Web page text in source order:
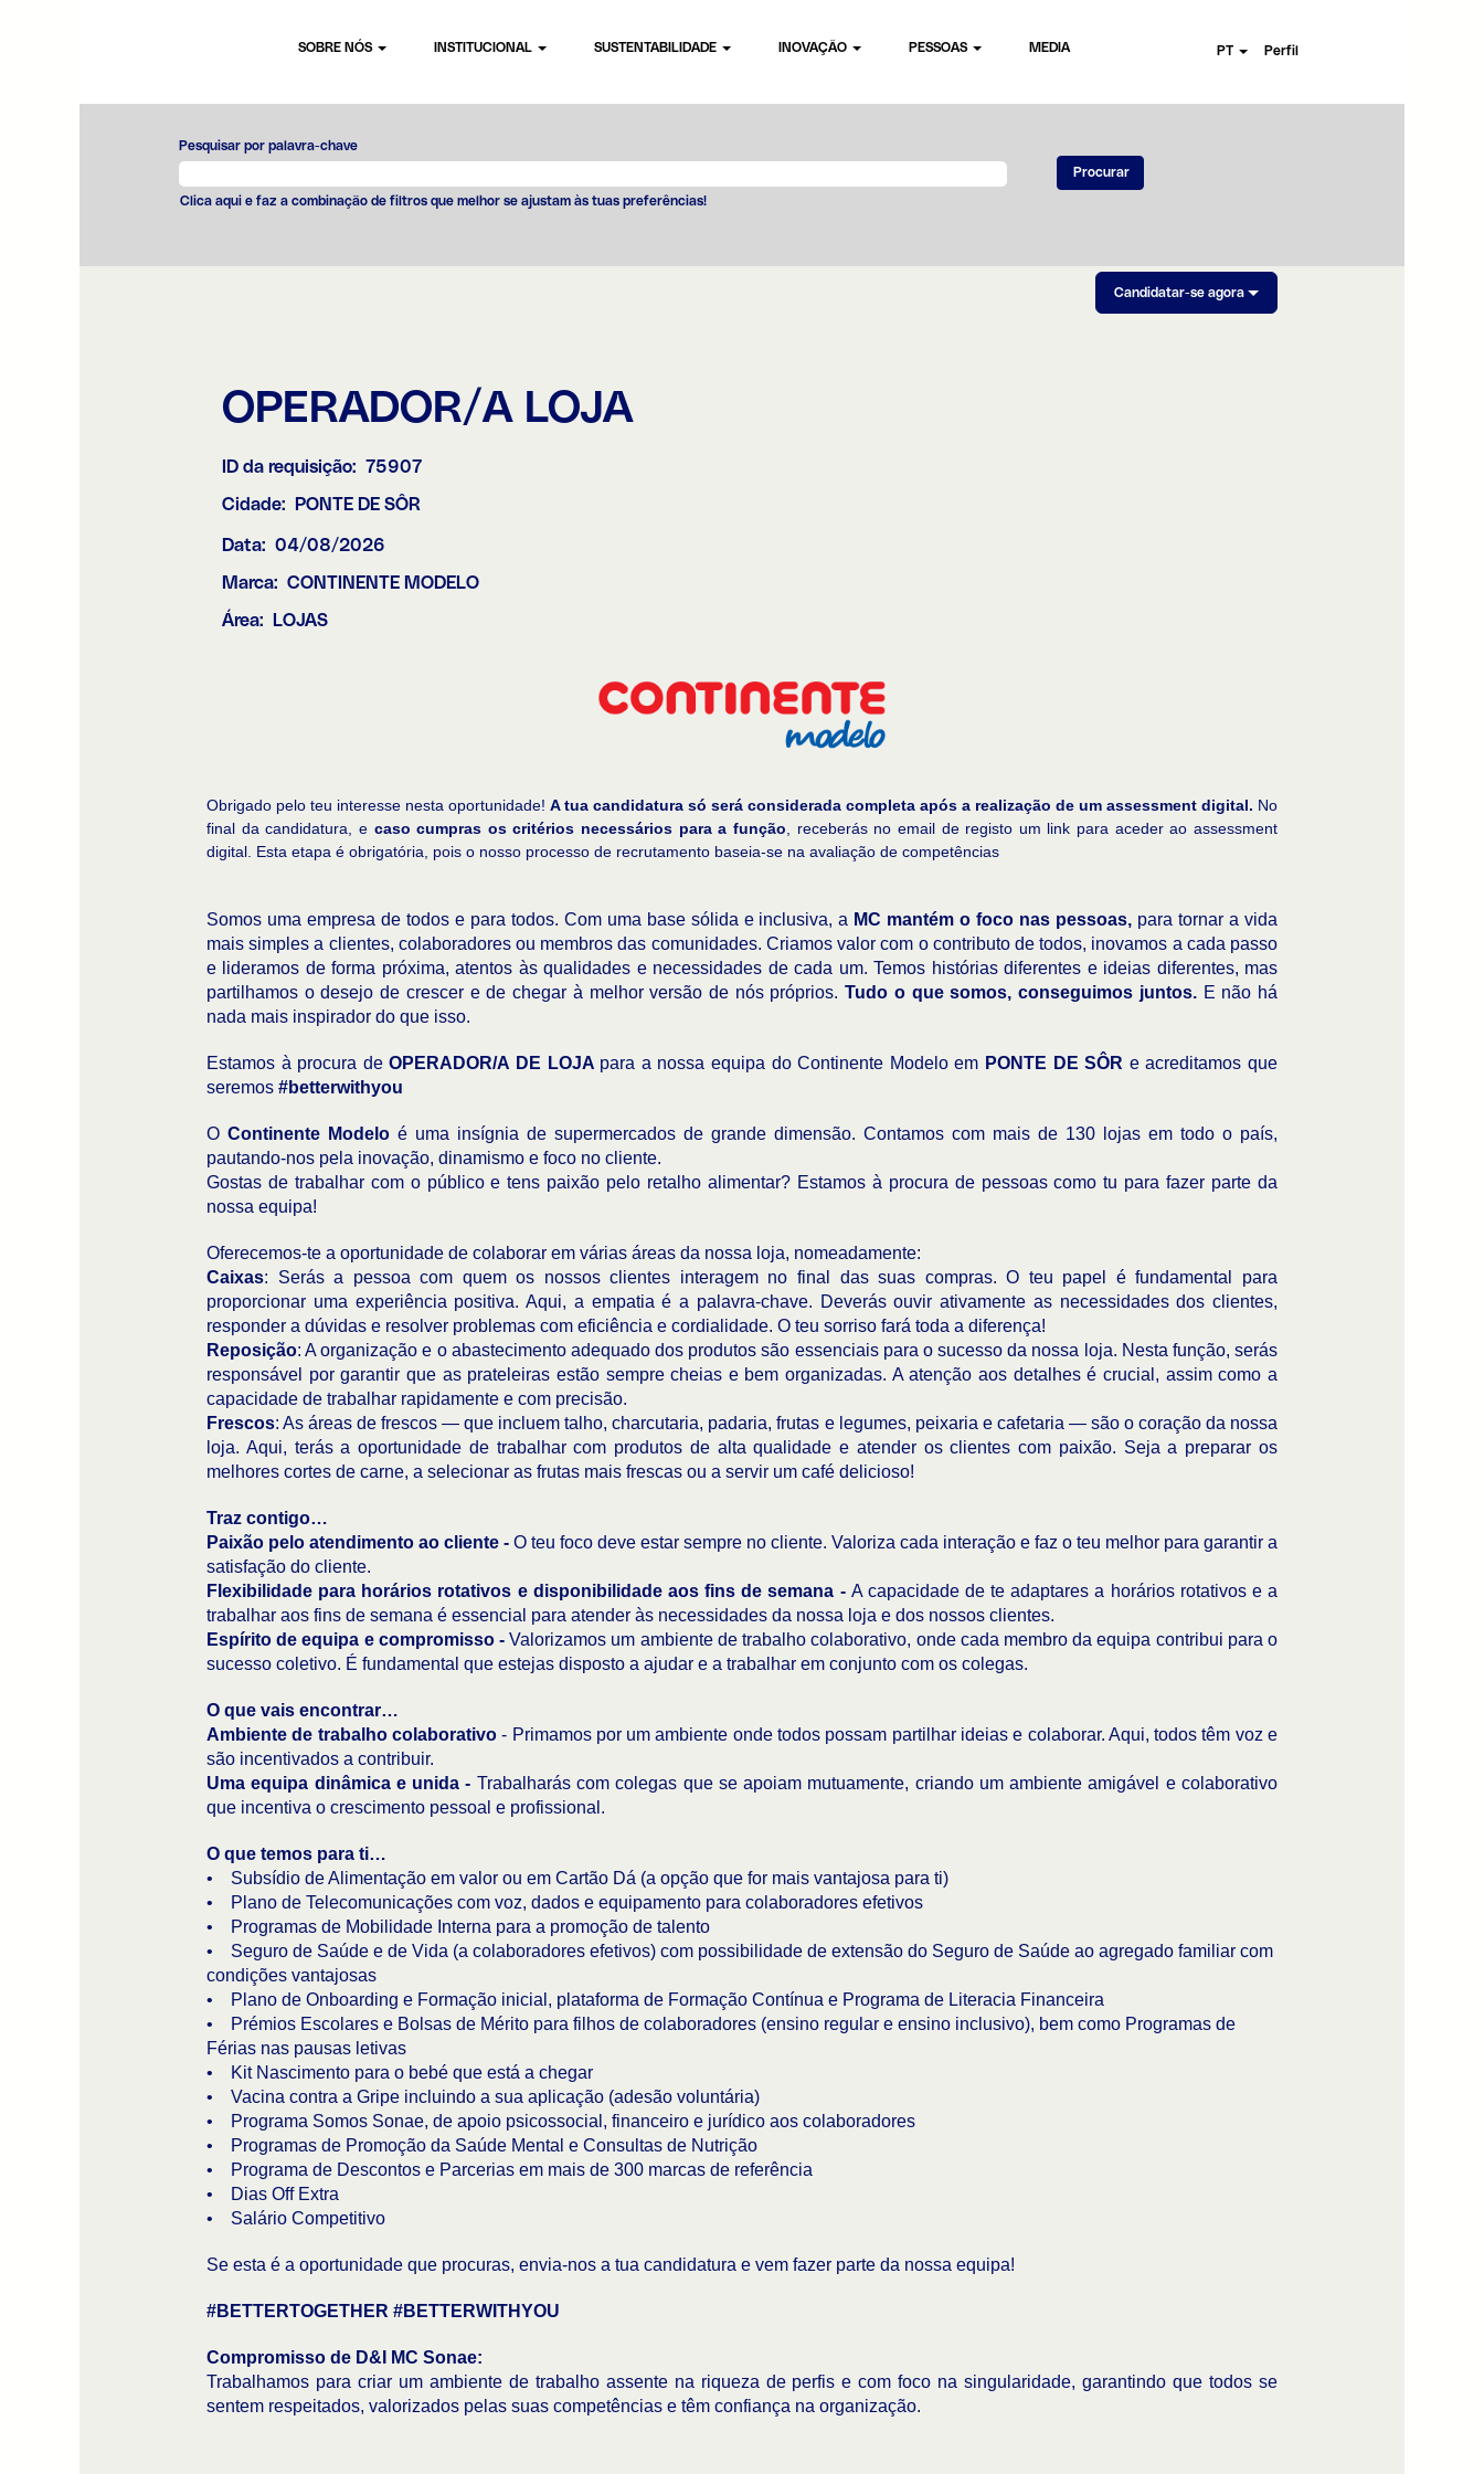
SOBRE NÓS INSTITUCIONAL SUSTENTABILIDADE INOVAÇÃO PESSOAS MEDIA PT Perfil
Pesquisar por palavra-chave
Clica aqui e faz a combinação de filtros que melhor se ajustam às tuas preferências!
Candidatar-se agora
OPERADOR/A LOJA
ID da requisição: 75907
Cidade: PONTE DE SÔR
Data: 04/08/2026
Marca: CONTINENTE MODELO
Área: LOJAS
Obrigado pelo teu interesse nesta oportunidade! A tua candidatura só será considerada completa após a realização de um assessment digital. No
final da candidatura, e caso cumpras os critérios necessários para a função , receberás no email de registo um link para aceder ao assessment
digital. Esta etapa é obrigatória, pois o nosso processo de recrutamento baseia-se na avaliação de competências
Somos uma empresa de todos e para todos. Com uma base sólida e inclusiva, a MC mantém o foco nas pessoas, para tornar a vida
mais simples a clientes, colaboradores ou membros das comunidades. Criamos valor com o contributo de todos, inovamos a cada passo
e lideramos de forma próxima, atentos às qualidades e necessidades de cada um. Temos histórias diferentes e ideias diferentes, mas
partilhamos o desejo de crescer e de chegar à melhor versão de nós próprios.Tudo o que somos, conseguimos juntos. E não há
nada mais inspirador do que isso.
Estamos à procura deOPERADOR/A DE LOJA para a nossa equipa do Continente Modelo em PONTE DE SÔR e acreditamos que
seremos #betterwithyou
O Continente Modelo é uma insígnia de supermercados de grande dimensão. Contamos com mais de 130 lojas em todo o país,
pautando-nos pela inovação, dinamismo e foco no cliente.
Gostas de trabalhar com o público e tens paixão pelo retalho alimentar? Estamos à procura de pessoas como tu para fazer parte da
nossa equipa!
Oferecemos-te a oportunidade de colaborar em várias áreas da nossa loja, nomeadamente:
Caixas: Serás a pessoa com quem os nossos clientes interagem no final das suas compras. O teu papel é fundamental para
proporcionar uma experiência positiva. Aqui, a empatia é a palavra-chave. Deverás ouvir ativamente as necessidades dos clientes,
responder a dúvidas e resolver problemas com eficiência e cordialidade. O teu sorriso fará toda a diferença!
Reposição: A organização e o abastecimento adequado dos produtos são essenciais para o sucesso da nossa loja. Nesta função, serás
responsável por garantir que as prateleiras estão sempre cheias e bem organizadas. A atenção aos detalhes é crucial, assim como a
capacidade de trabalhar rapidamente e com precisão.
Frescos: As áreas de frescos — que incluem talho, charcutaria, padaria, frutas e legumes, peixaria e cafetaria — são o coração da nossa
loja. Aqui, terás a oportunidade de trabalhar com produtos de alta qualidade e atender os clientes com paixão. Seja a preparar os
melhores cortes de carne, a selecionar as frutas mais frescas ou a servir um café delicioso!
Traz contigo…
Paixão pelo atendimento ao cliente - O teu foco deve estar sempre no cliente. Valoriza cada interação e faz o teu melhor para garantir a
satisfação do cliente.
Flexibilidade para horários rotativos e disponibilidade aos fins de semana - A capacidade de te adaptares a horários rotativos e a
trabalhar aos fins de semana é essencial para atender às necessidades da nossa loja e dos nossos clientes.
Espírito de equipa e compromisso -Valorizamos um ambiente de trabalho colaborativo, onde cada membro da equipa contribui para o
sucesso coletivo. É fundamental que estejas disposto a ajudar e a trabalhar em conjunto com os colegas.
O que vais encontrar…
Ambiente de trabalho colaborativo- Primamos por um ambiente onde todos possam partilhar ideias e colaborar. Aqui, todos têm voz e
são incentivados a contribuir.
Uma equipa dinâmica e unida - Trabalharás com colegas que se apoiam mutuamente, criando um ambiente amigável e colaborativo
que incentiva o crescimento pessoal e profissional.
O que temos para ti…
• Subsídio de Alimentação em valor ou em Cartão Dá (a opção que for mais vantajosa para ti)
• Plano de Telecomunicações com voz, dados e equipamento para colaboradores efetivos
• Programas de Mobilidade Interna para a promoção de talento
• Seguro de Saúde e de Vida (a colaboradores efetivos) com possibilidade de extensão do Seguro de Saúde ao agregado familiar com
condições vantajosas
• Plano de Onboarding e Formação inicial, plataforma de Formação Contínua e Programa de Literacia Financeira
• Prémios Escolares e Bolsas de Mérito para filhos de colaboradores (ensino regular e ensino inclusivo), bem como Programas de
Férias nas pausas letivas
• Kit Nascimento para o bebé que está a chegar
• Vacina contra a Gripe incluindo a sua aplicação (adesão voluntária)
• Programa Somos Sonae, de apoio psicossocial, financeiro e jurídico aos colaboradores
• Programas de Promoção da Saúde Mental e Consultas de Nutrição
• Programa de Descontos e Parcerias em mais de 300 marcas de referência
• Dias Off Extra
• Salário Competitivo
Se esta é a oportunidade que procuras, envia-nos a tua candidatura e vem fazer parte da nossa equipa!
#BETTERTOGETHER #BETTERWITHYOU
Compromisso de D&I MC Sonae:
Trabalhamos para criar um ambiente de trabalho assente na riqueza de perfis e com foco na singularidade, garantindo que todos se
sentem respeitados, valorizados pelas suas competências e têm confiança na organização.